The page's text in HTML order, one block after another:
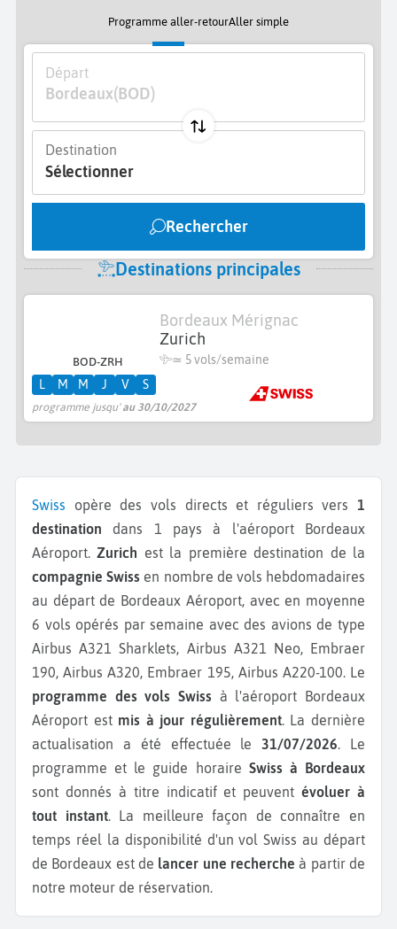
Programme aller-retourAller simple
Départ
Bordeaux(BOD)
Destination
Sélectionner
Rechercher
Destinations principales
BOD-ZRH
Bordeaux Mérignac
Zurich
≃ 5 vols/semaine
programme jusqu'au 30/10/2027
L M M J V S
Swiss opère des vols directs et réguliers vers 1
destination dans 1 pays à l'aéroport Bordeaux
Aéroport. Zurich est la première destination de la
compagnie Swiss en nombre de vols hebdomadaires
au départ de Bordeaux Aéroport, avec en moyenne
6 vols opérés par semaine avec des avions de type
Airbus A321 Sharklets, Airbus A321 Neo, Embraer
190, Airbus A320, Embraer 195, Airbus A220-100. Le
programme des vols Swiss à l'aéroport Bordeaux
Aéroport est mis à jour régulièrement. La dernière
actualisation a été effectuée le 31/07/2026 . Le
programme et le guide horaire Swiss à Bordeaux
sont donnés à titre indicatif et peuventévoluer à
tout instant. La meilleure façon de connaître en
temps réel la disponibilité d'un vol Swiss au départ
de Bordeaux est de lancer une recherche à partir de
notre moteur de réservation.